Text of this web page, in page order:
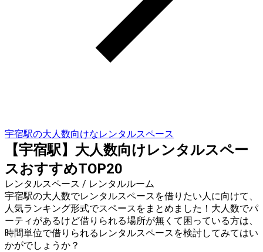
宇宿駅の大人数向けなレンタルスペース
【宇宿駅】大人数向けレンタルスペー
スおすすめTOP20
レンタルスペース / レンタルルーム
宇宿駅の大人数でレンタルスペースを借りたい人に向けて、
人気ランキング形式でスペースをまとめました！大人数でパ
ーティがあるけど借りられる場所が無くて困っている方は、
時間単位で借りられるレンタルスペースを検討してみてはい
かがでしょうか？